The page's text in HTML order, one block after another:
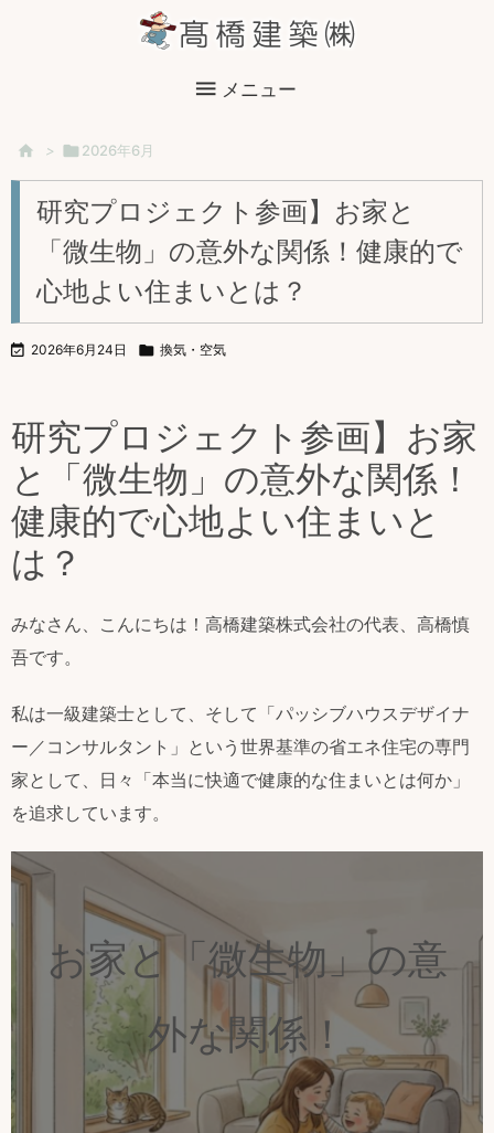
メニュー
 > 2026年6月
研究プロジェクト参画】お家と
「微生物」の意外な関係！健康的で
心地よい住まいとは？
 2026年6月24日  換気・空気
研究プロジェクト参画】お家
と「微生物」の意外な関係！
健康的で心地よい住まいと
は？
みなさん、こんにちは！高橋建築株式会社の代表、高橋慎
吾です。
私は一級建築士として、そして「パッシブハウスデザイナ
ー／コンサルタント」という世界基準の省エネ住宅の専門
家として、日々「本当に快適で健康的な住まいとは何か」
を追求しています。
お家と「微生物」の意
外な関係！